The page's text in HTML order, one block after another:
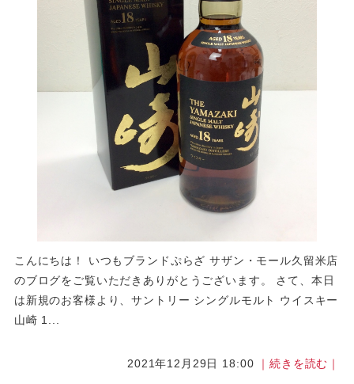
こんにちは！ いつもブランドぷらざ サザン・モール久留米店
のブログをご覧いただきありがとうございます。 さて、本日
は新規のお客様より、サントリー シングルモルト ウイスキー
山崎 1...
2021年12月29日 18:00 ｜続きを読む｜